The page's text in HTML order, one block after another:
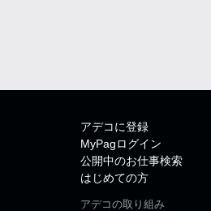
アデコに登録
MyPagログイン
公開中のお仕事検索
はじめての方
アデコの取り組み